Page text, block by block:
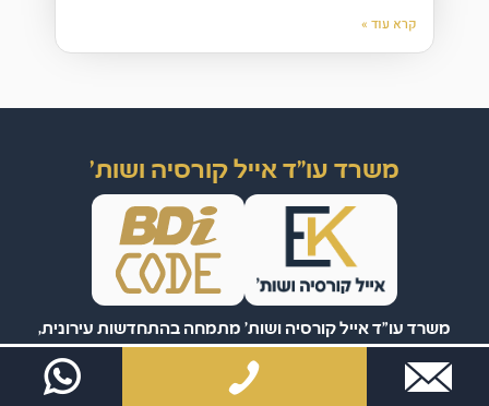
קרא עוד »
משרד עו"ד אייל קורסיה ושות'
משרד עו"ד אייל קורסיה ושות' מתמחה בהתחדשות עירונית,
המשרד מלווה לקוחות פרטיים וחברות עם ניסיון, מקצועיות